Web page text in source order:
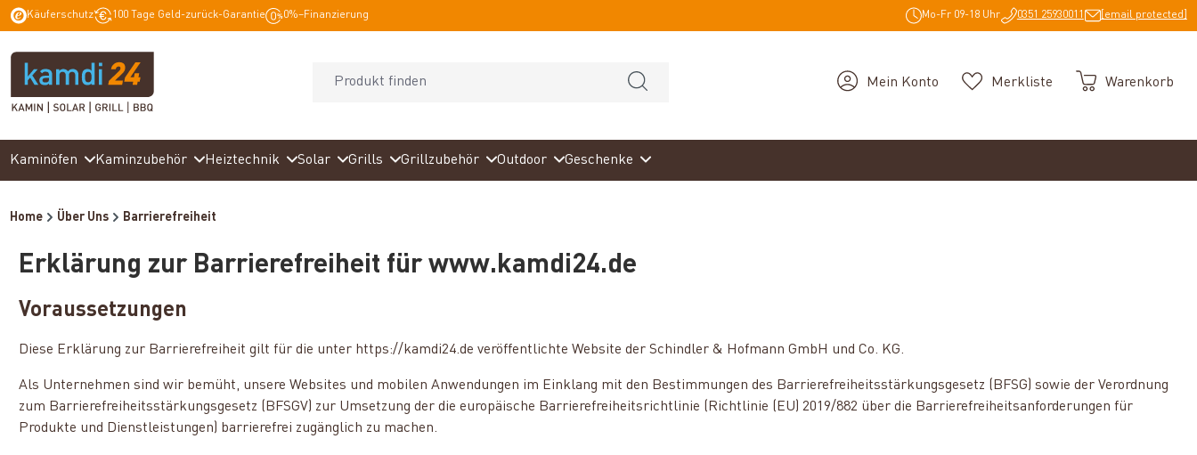
Zur Hauptnavigation springen
Käuferschutz 100 Tage Geld-zurück-Garantie 0%–Finanzierung Mo-Fr 09-18 Uhr 0351 25930011 [email protected]
Mein Konto Merkliste Warenkorb
Kaminöfen Kaminzubehör Heiztechnik Solar Grills Grillzubehör Outdoor Geschenke
Home Über Uns Barrierefreiheit
Erklärung zur Barrierefreiheit für www.kamdi24.de
Voraussetzungen
Diese Erklärung zur Barrierefreiheit gilt für die unter https://kamdi24.de veröffentlichte Website der Schindler & Hofmann GmbH und Co. KG.
Als Unternehmen sind wir bemüht, unsere Websites und mobilen Anwendungen im Einklang mit den Bestimmungen des Barrierefreiheitsstärkungsgesetz (BFSG) sowie der Verordnung
zum Barrierefreiheitsstärkungsgesetz (BFSGV) zur Umsetzung der die europäische Barrierefreiheitsrichtlinie (Richtlinie (EU) 2019/882 über die Barrierefreiheitsanforderungen für
Produkte und Dienstleistungen) barrierefrei zugänglich zu machen.